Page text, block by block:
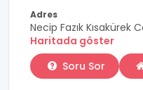
Adres
Necip Fazık Kısakürek
Haritada göster
Soru Sor